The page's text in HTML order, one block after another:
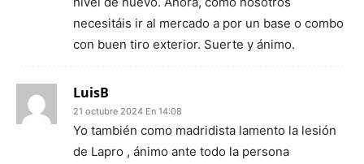
necesitáis ir al mercado a por un base o combo
con buen tiro exterior. Suerte y ánimo.
LuisB
21 octubre 2024 En 14:08
Yo también como madridista lamento la lesión
de Lapro , ánimo ante todo la persona